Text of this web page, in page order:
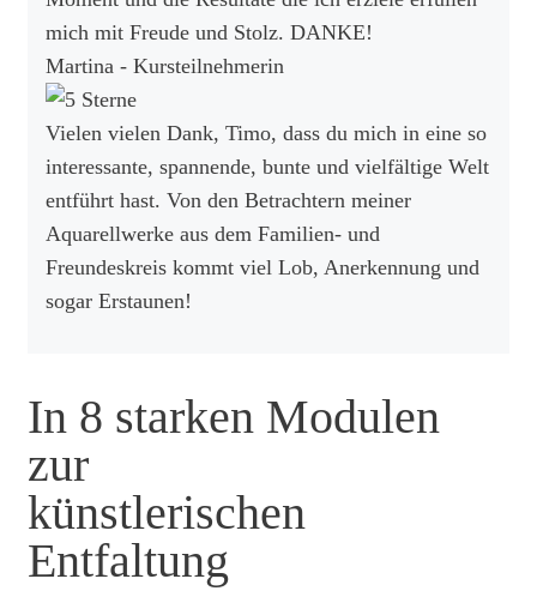
mich mit Freude und Stolz. DANKE!
Martina - Kursteilnehmerin
Vielen vielen Dank, Timo, dass du mich in eine so
interessante, spannende, bunte und vielfältige Welt
entführt hast. Von den Betrachtern meiner
Aquarellwerke aus dem Familien- und
Freundeskreis kommt viel Lob, Anerkennung und
sogar Erstaunen!
In 8 starken Modulen
zur
künstlerischen
Entfaltung